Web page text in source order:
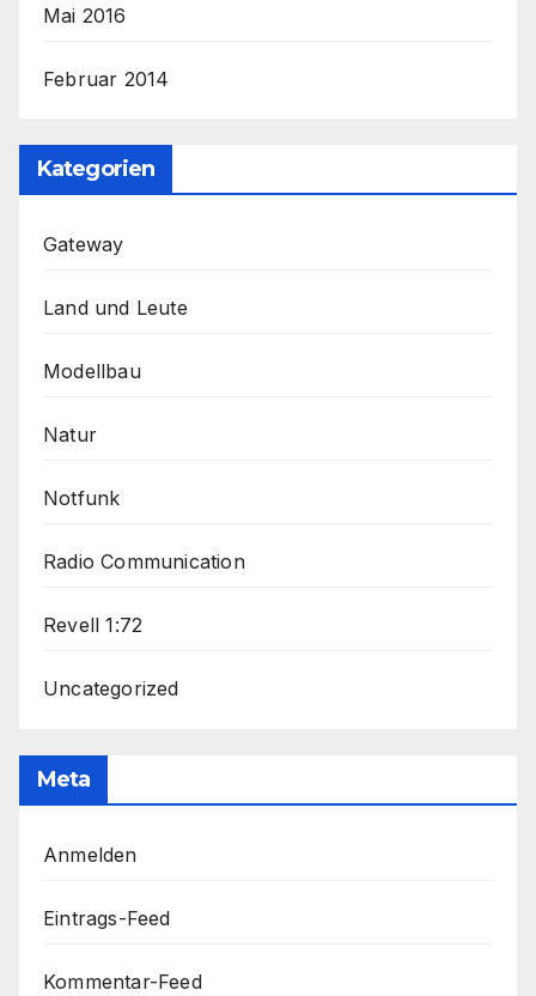
Mai 2016
Februar 2014
Kategorien
Gateway
Land und Leute
Modellbau
Natur
Notfunk
Radio Communication
Revell 1:72
Uncategorized
Meta
Anmelden
Eintrags-Feed
Kommentar-Feed